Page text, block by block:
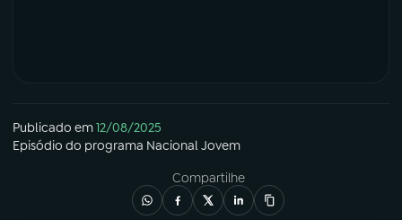
Publicado em12/08/2025
Episódio do programa Nacional Jovem
Compartilhe